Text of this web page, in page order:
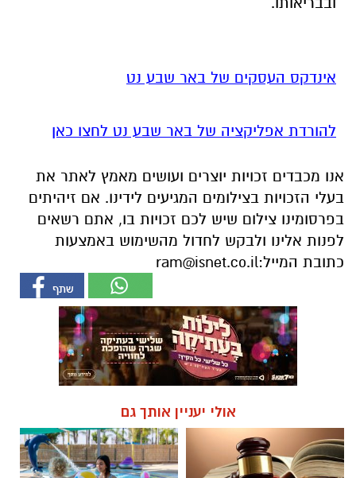
אינדקס העסקים של באר שבע נט
להורדת אפליקציה של באר שבע נט לחצו כאן
אנו מכבדים זכויות יוצרים ועושים מאמץ לאתר את
בעלי הזכויות בצילומים המגיעים לידינו. אם זיהיתים
בפרסומינו צילום שיש לכם זכויות בו, אתם רשאים
לפנות אלינו ולבקש לחדול מהשימוש באמצעות
כתובת המייל:ram@isnet.co.il
אולי יעניין אותך גם